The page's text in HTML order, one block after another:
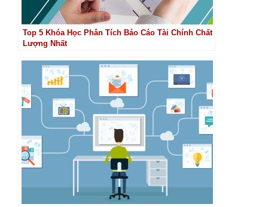
Top 5 Khóa Học Phân Tích Báo Cáo Tài Chính Chất
Lượng Nhất